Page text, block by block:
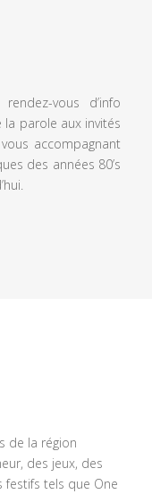
vous d’info
parole aux invités
accompagnant
des années 80’s
de la région
des jeux, des
festifs tels que One